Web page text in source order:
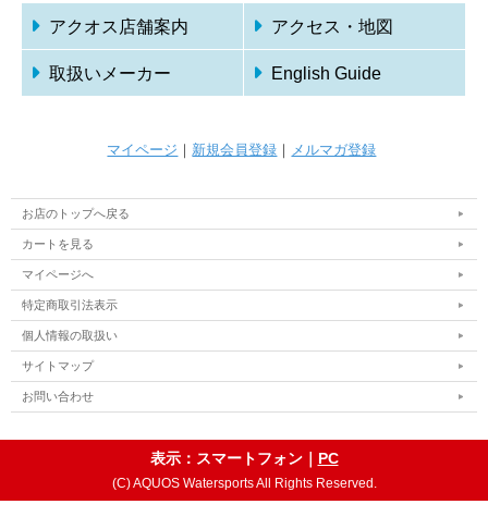
アクオス店舗案内 アクセス・地図
取扱いメーカー English Guide
マイページ ｜ 新規会員登録 ｜ メルマガ登録
お店のトップへ戻る
カートを見る
マイページへ
特定商取引法表示
個人情報の取扱い
サイトマップ
お問い合わせ
表示：スマートフォン｜ PC
(C) AQUOS Watersports All Rights Reserved.